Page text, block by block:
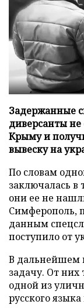
Задержанные
диверсанты
Крыму и
вывеску на
По словам
заключалась
они ее не
Симферополь,
данным
поступило от
В дальнейшем
задачу. От них
одной из
русского